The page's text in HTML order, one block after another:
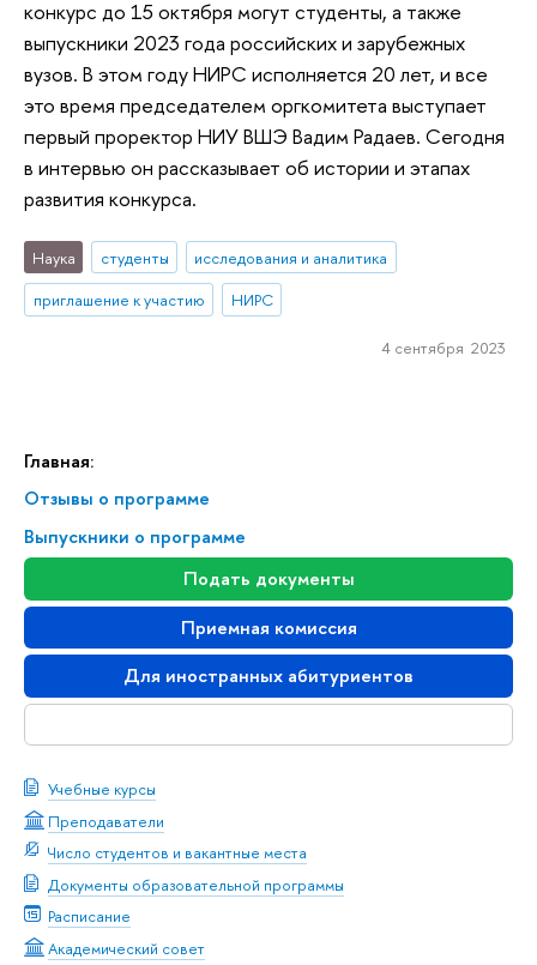
Главная:
Отзывы о программе
Выпускники о программе
Подать документы
Приемная комиссия
Для иностранных абитуриентов
Учебные курсы
Преподаватели
Число студентов и вакантные места
Документы образовательной программы
Расписание
Академический совет
конкурс до 15 октября могут студенты, а также
выпускники 2023 года российских и зарубежных
вузов. В этом году НИРС исполняется 20 лет, и все
это время председателем оргкомитета выступает
первый проректор НИУ ВШЭ Вадим Радаев. Сегодня
в интервью он рассказывает об истории и этапах
развития конкурса.
Наука студенты
исследования и аналитика
приглашение к участию
НИРС
4 сентября 2023